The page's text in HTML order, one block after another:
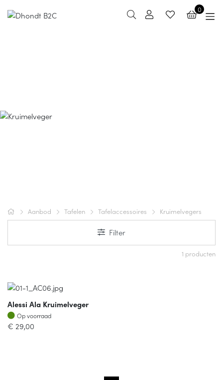
0
Aanbod Tafelen Tafelaccessoires Kruimelvegers
Filter
1 producten
Alessi Ala Kruimelveger
Op voorraad
Op voorraad
€ 29,00